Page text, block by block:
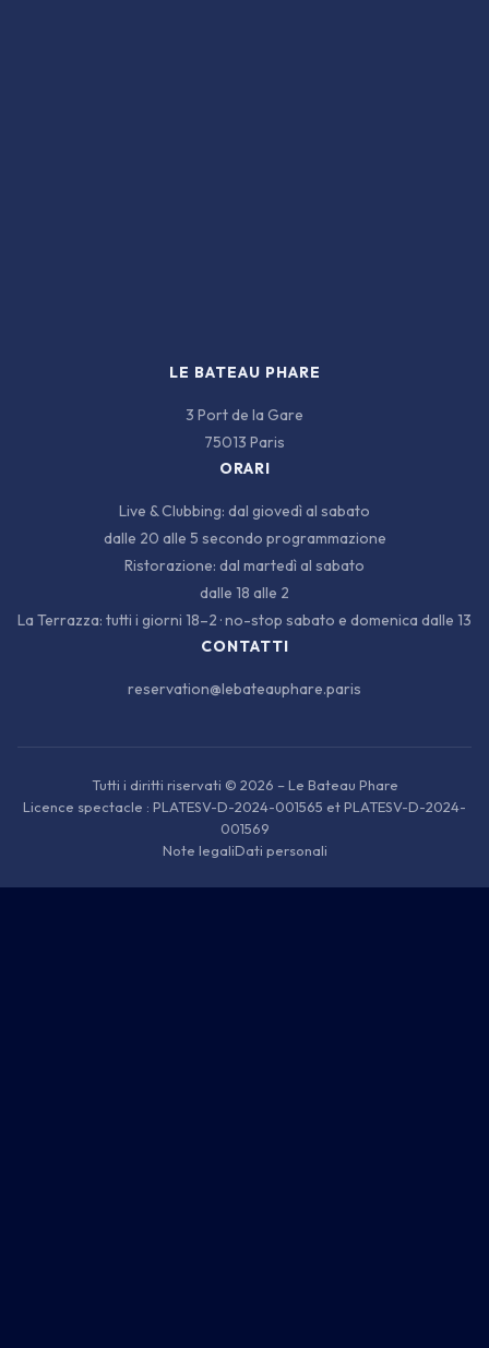
LE BATEAU PHARE
3 Port de la Gare
75013 Paris
ORARI
Live & Clubbing: dal giovedì al sabato
dalle 20 alle 5 secondo programmazione
Ristorazione: dal martedì al sabato
dalle 18 alle 2
La Terrazza: tutti i giorni 18–2 · no-stop sabato e domenica dalle 13
CONTATTI
reservation@lebateauphare.paris
Tutti i diritti riservati © 2026 – Le Bateau Phare
Licence spectacle : PLATESV-D-2024-001565 et PLATESV-D-2024-
001569
Note legaliDati personali